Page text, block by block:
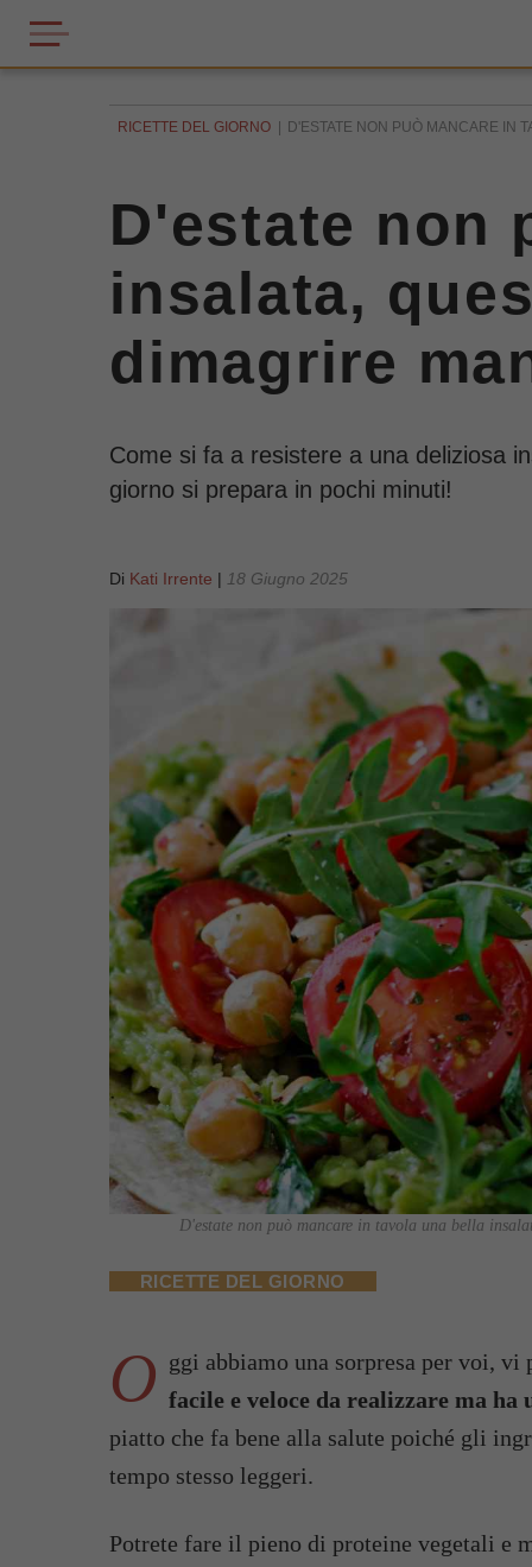
RICETTE DEL GIORNO D'ESTATE NON PUÒ MANCARE IN
D'estate non
insalata,
dimagrire
Come si fa a resistere a una deliziosa
giorno si prepara in pochi minuti!
Di Kati Irrente | 18 Giugno 2025
D'estate non può mancare in tavola una bella
RICETTE DEL GIORNO
O ggi abbiamo una sorpresa per voi, vi
facile e veloce da realizzare ma ha
piatto che fa bene alla salute poiché gli
tempo stesso leggeri.
Potrete fare il pieno di proteine vegetali e